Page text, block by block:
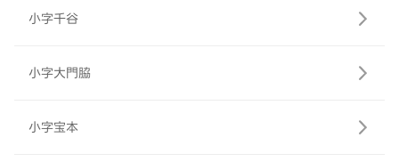
小字千谷
小字大門脇
小字宝本